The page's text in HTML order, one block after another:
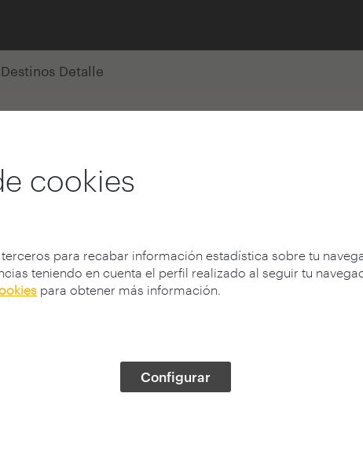
cookies
para recabar información estadística sobre tu
teniendo en cuenta el perfil realizado al seguir tu
para obtener más información.
Configurar
Destinos Detalle
por Izaskun
personal
frecuentes en áreas
evaluación y
de producto,
gráfico,
entre